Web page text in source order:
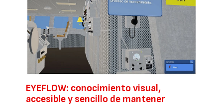
EYEFLOW: conocimiento visual,
accesible y sencillo de mantener